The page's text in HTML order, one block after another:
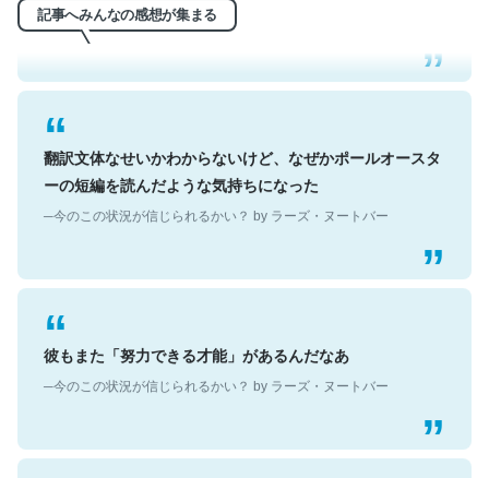
記事へみんなの感想が集まる
─今のこの状況が信じられるかい？ by ラーズ・ヌートバー
翻訳文体なせいかわからないけど、なぜかポールオースタ
ーの短編を読んだような気持ちになった
─今のこの状況が信じられるかい？ by ラーズ・ヌートバー
彼もまた「努力できる才能」があるんだなあ
─今のこの状況が信じられるかい？ by ラーズ・ヌートバー